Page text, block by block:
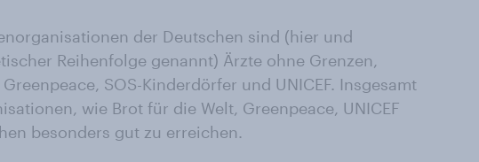
der Deutschen sind (hier und
Reihenfolge genannt) Ärzte ohne Grenzen,
SOS-Kinderdörfer und UNICEF. Insgesamt
wie Brot für die Welt, Greenpeace, UNICEF
besonders gut zu erreichen.